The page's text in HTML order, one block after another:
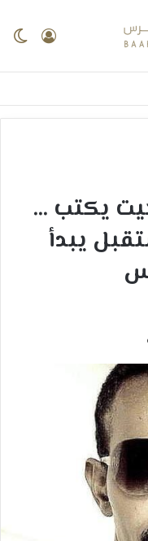
يكتب …
يبدأ